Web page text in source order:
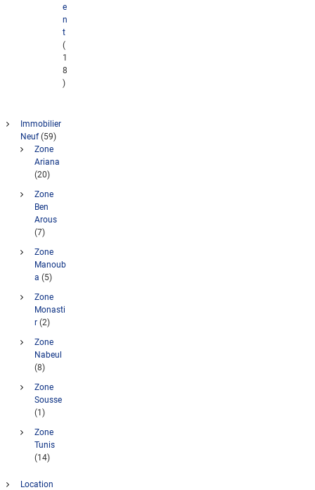
e
n
t
(
1
8
)
Immobilier
Neuf (59)
Zone
Ariana
(20)
Zone
Ben
Arous
(7)
Zone
Manoub
a (5)
Zone
Monasti
r (2)
Zone
Nabeul
(8)
Zone
Sousse
(1)
Zone
Tunis
(14)
Location